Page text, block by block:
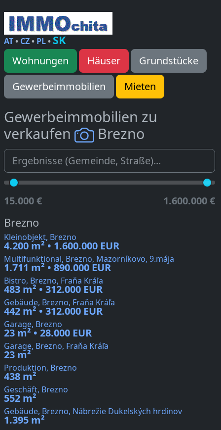
AT• CZ• PL• SK
Wohnungen Häuser
Grundstücke
Gewerbeimmobilien
Mieten
Gewerbeimmobilien zu
verkaufen
Brezno
15.000 € 1.600.000 €
Brezno
Kleinobjekt, Brezno
4.200 m² • 1.600.000 EUR
Multifunktional, Brezno, Mazorníkovo, 9.mája
1.711 m² • 890.000 EUR
Bistro, Brezno, Fraňa Kráľa
483 m² • 312.000 EUR
Gebäude, Brezno, Fraňa Kráľa
442 m² • 312.000 EUR
Garage, Brezno
23 m² • 28.000 EUR
Garage, Brezno, Fraňa Kráľa
23 m²
Produktion, Brezno
438 m²
Geschäft, Brezno
552 m²
Gebäude, Brezno, Nábrežie Dukelských hrdinov
1.395 m²